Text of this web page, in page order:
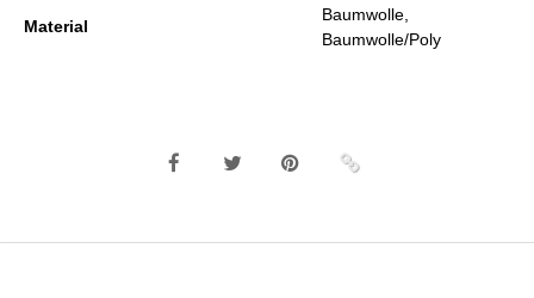
Material
Baumwolle,
Baumwolle/Poly